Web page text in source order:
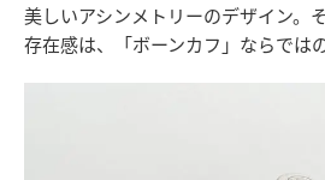
美しいアシンメトリーのデザイン。
存在感は、「ボーンカフ」ならでは